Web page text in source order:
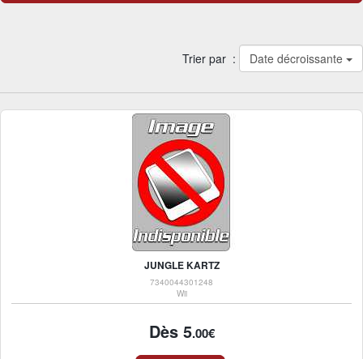
Trier par : Date décroissante
JUNGLE KARTZ
7340044301248
Wii
Dès 5.00€